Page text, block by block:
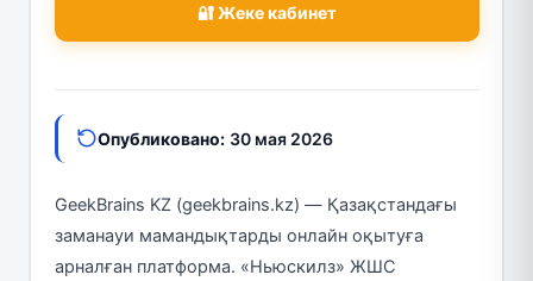
🔐 Жеке кабинет
Опубликовано: 30 мая 2026
GeekBrains KZ (geekbrains.kz) — Қазақстандағы
заманауи мамандықтарды онлайн оқытуға
арналған платформа. «Ньюскилз» ЖШС